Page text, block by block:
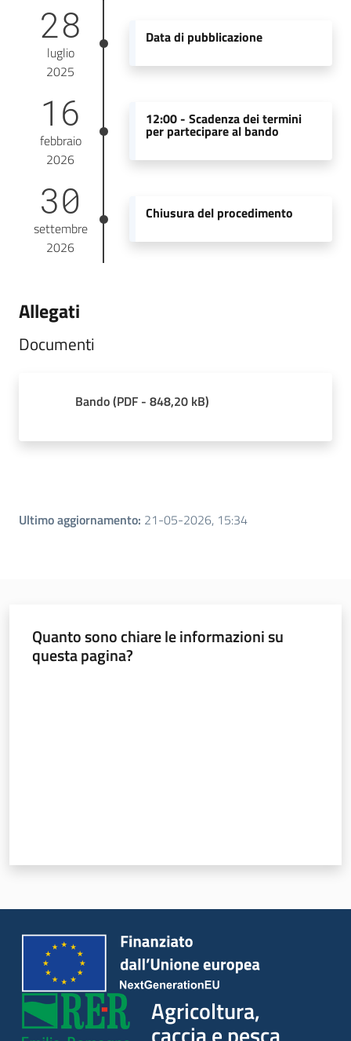
28
luglio
2025
Data di pubblicazione
16
febbraio
2026
12:00 - Scadenza dei termini
per partecipare al bando
30
settembre
2026
Chiusura del procedimento
Allegati
Documenti
Bando(PDF - 848,20 kB)
Ultimo aggiornamento: 21-05-2026, 15:34
Quanto sono chiare le informazioni su
questa pagina?
Agricoltura,